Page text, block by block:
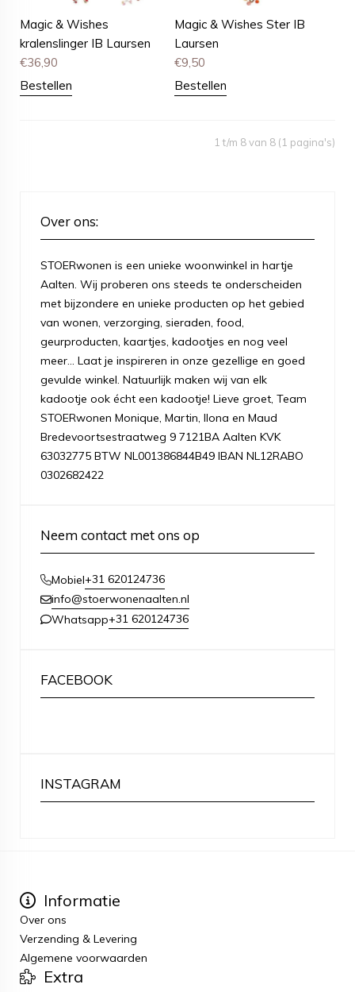
Magic & Wishes
kralenslinger IB Laursen
€36,90
Bestellen
Magic & Wishes Ster IB
Laursen
€9,50
Bestellen
1 t/m 8 van 8 (1 pagina's)
Over ons:
STOERwonen is een unieke woonwinkel in hartje
Aalten. Wij proberen ons steeds te onderscheiden
met bijzondere en unieke producten op het gebied
van wonen, verzorging, sieraden, food,
geurproducten, kaartjes, kadootjes en nog veel
meer... Laat je inspireren in onze gezellige en goed
gevulde winkel. Natuurlijk maken wij van elk
kadootje ook écht een kadootje! Lieve groet, Team
STOERwonen Monique, Martin, Ilona en Maud
Bredevoortsestraatweg 9 7121BA Aalten KVK
63032775 BTW NL001386844B49 IBAN NL12RABO
0302682422
Neem contact met ons op
Mobiel+31 620124736
info@stoerwonenaalten.nl
Whatsapp+31 620124736
FACEBOOK
INSTAGRAM
Informatie
Over ons
Verzending & Levering
Algemene voorwaarden
Extra